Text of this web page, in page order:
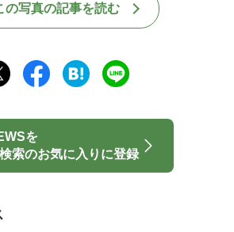
の写真の記事を読む
を
索のお気に入りに登録